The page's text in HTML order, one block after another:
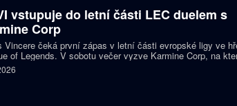
vstupuje do letní části LEC duelem s
Corp
Vincere čeká první zápas v letní části evropské ligy ve
of Legends. V sobotu večer vyzve Karmine Corp, na
předchozích vzájemných sériích nestačil. Oba celky
o jedno ze tří míst na letošním světovém šampionátu.